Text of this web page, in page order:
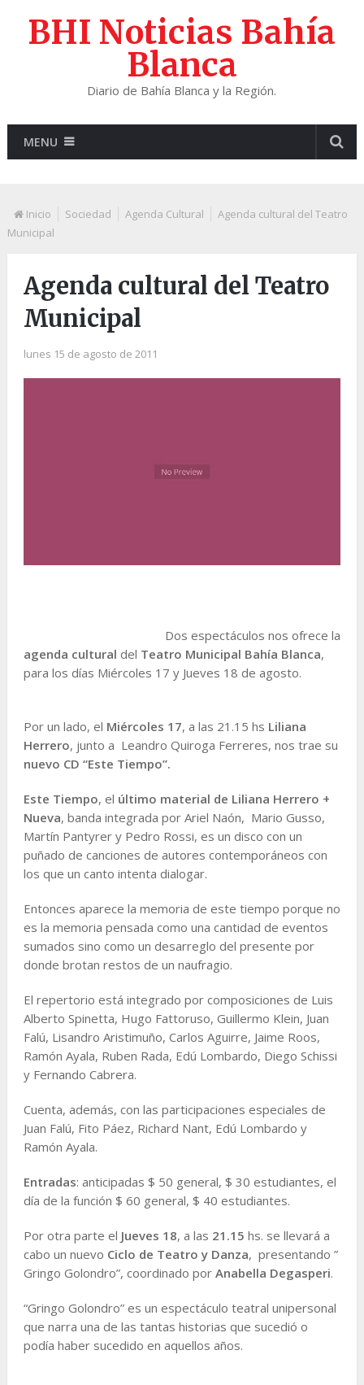
BHI Noticias Bahía
Blanca
Diario de Bahía Blanca y la Región.
MENU
Inicio Sociedad Agenda Cultural
Agenda cultural del Teatro
Municipal
Agenda cultural del Teatro
Municipal
lunes 15 de agosto de 2011
Dos espectáculos nos ofrece la
agenda cultural del Teatro Municipal Bahía Blanca,
para los días Miércoles 17 y Jueves 18 de agosto.
Por un lado, el Miércoles 17, a las 21.15 hs Liliana
Herrero, junto a Leandro Quiroga Ferreres, nos trae su
nuevo CD “Este Tiempo”.
Este Tiempo, el último material de Liliana Herrero +
Nueva, banda integrada por Ariel Naón, Mario Gusso,
Martín Pantyrer y Pedro Rossi, es un disco con un
puñado de canciones de autores contemporáneos con
los que un canto intenta dialogar.
Entonces aparece la memoria de este tiempo porque no
es la memoria pensada como una cantidad de eventos
sumados sino como un desarreglo del presente por
donde brotan restos de un naufragio.
El repertorio está integrado por composiciones de Luis
Alberto Spinetta, Hugo Fattoruso, Guillermo Klein, Juan
Falú, Lisandro Aristimuño, Carlos Aguirre, Jaime Roos,
Ramón Ayala, Ruben Rada, Edú Lombardo, Diego Schissi
y Fernando Cabrera.
Cuenta, además, con las participaciones especiales de
Juan Falú, Fito Páez, Richard Nant, Edú Lombardo y
Ramón Ayala.
Entradas: anticipadas $ 50 general, $ 30 estudiantes, el
día de la función $ 60 general, $ 40 estudiantes.
Por otra parte el Jueves 18, a las 21.15 hs. se llevará a
cabo un nuevo Ciclo de Teatro y Danza, presentando ”
Gringo Golondro”, coordinado por Anabella Degasperi.
“Gringo Golondro” es un espectáculo teatral unipersonal
que narra una de las tantas historias que sucedió o
podía haber sucedido en aquellos años.